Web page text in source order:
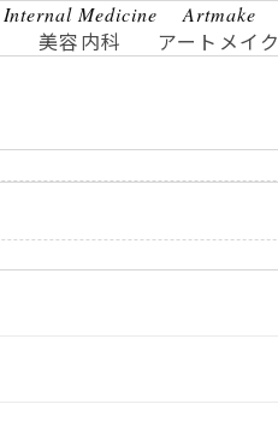
Internal Medicine
美容内科
Artmake
アートメイク